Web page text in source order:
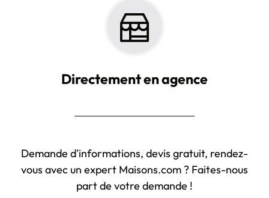
Directement en agence
Demande d'informations, devis gratuit, rendez-
vous avec un expert Maisons.com ? Faites-nous
part de votre demande !